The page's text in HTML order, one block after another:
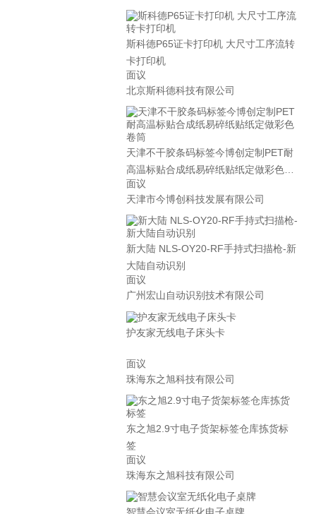
斯科德P65证卡打印机 大尺寸工序流转
卡打印机
面议
北京斯科德科技有限公司
天津不干胶条码标签今博创定制PET耐
高温标贴合成纸易碎纸贴纸定做彩色卷
筒
面议
天津市今博创科技发展有限公司
新大陆 NLS-OY20-RF手持式扫描枪-新
大陆自动识别
面议
广州宏山自动识别技术有限公司
护友家无线电子床头卡
面议
珠海东之旭科技有限公司
东之旭2.9寸电子货架标签仓库拣货标
签
面议
珠海东之旭科技有限公司